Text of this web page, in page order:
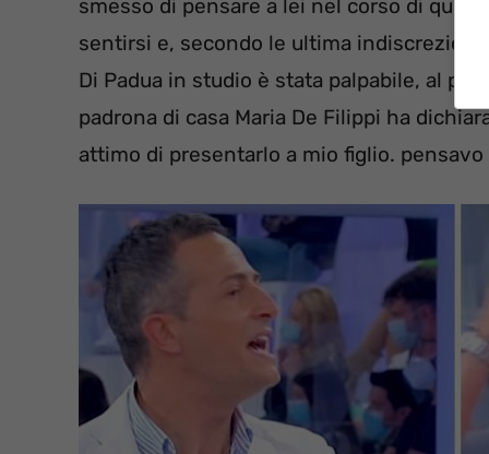
smesso di pensare a lei nel corso di
sentirsi e, secondo le ultima
Di Padua in studio è stata palpabile, al
padrona di casa Maria De Filippi ha
attimo di presentarlo a mio figlio.